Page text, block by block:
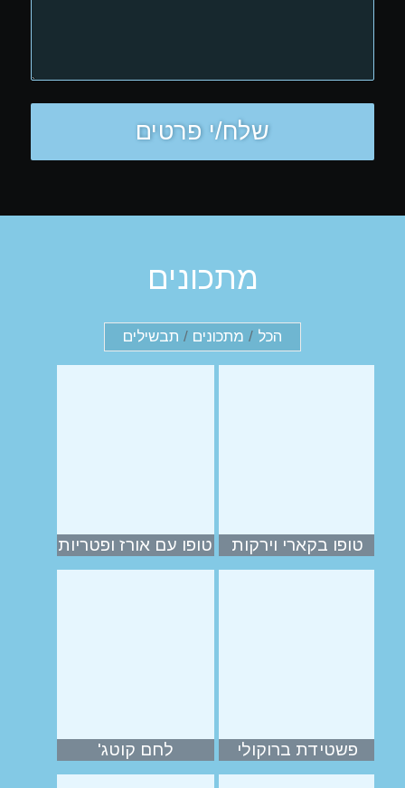
מתכונים
הכל / מתכונים / תבשילים
טופו בקארי וירקות טופו עם אורז ופטריות
פשטידת ברוקולי לחם קוטג'